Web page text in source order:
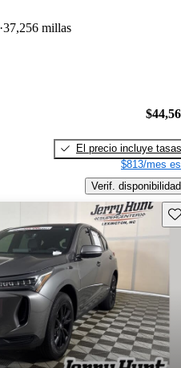
37,256 millas
El precio incluye tasas
$813/mes
Verif. disponibilidad